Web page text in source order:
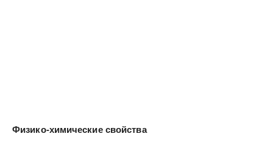
Физико-химические свойства